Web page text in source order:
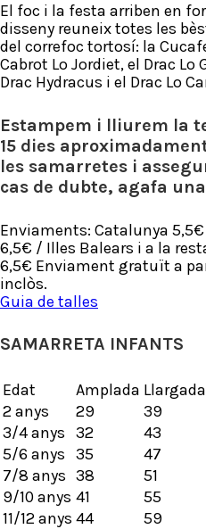
El foc i la festa arriben en
disseny reuneix totes les
del correfoc tortosí: la
Cabrot Lo Jordiet, el Drac Lo
Drac Hydracus i el Drac Lo
Estampem i lliurem la
15 dies
les samarretes i
cas de dubte, agafa
Enviaments: Catalunya
6,5€ / Illes Balears i a la
6,5€ Enviament gratuït a
inclòs.
Guia de talles
SAMARRETA INFANTS
Edat Amplada Llargada
2 anys
29
39
3/4 anys 32
43
5/6 anys 35
47
7/8 anys 38
51
9/10 anys 41
55
11/12 anys 44 59